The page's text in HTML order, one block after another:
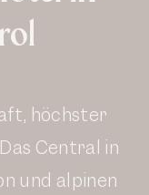
höchster
Central in
und alpinen